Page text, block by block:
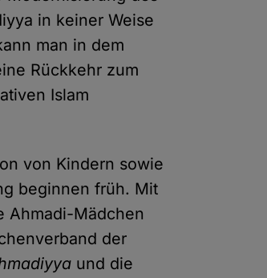
in keiner Weise
man in dem
Rückkehr zum
Islam
von Kindern sowie
beginnen früh. Mit
Ahmadi-Mädchen
der
und die